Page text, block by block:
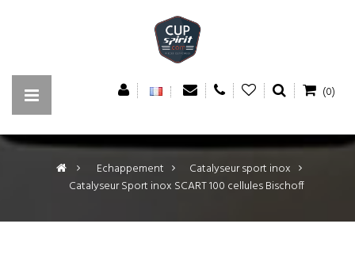
(0)
> Echappement >
Catalyseur sport inox
Catalyseur Sport inox SCART 100 cellules Bischoff